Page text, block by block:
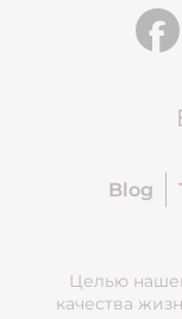
Blog
Целью
качества